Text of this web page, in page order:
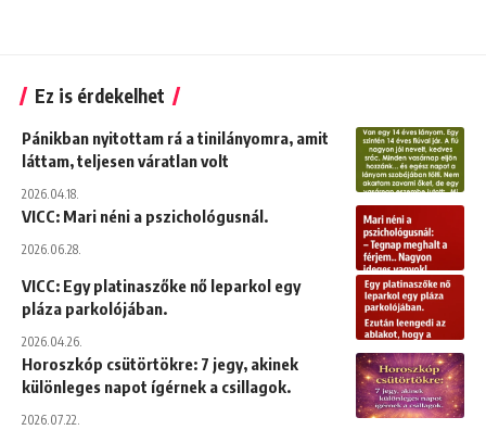
Ez is érdekelhet
Pánikban nyitottam rá a tinilányomra, amit
láttam, teljesen váratlan volt
2026.04.18.
VICC: Mari néni a pszichológusnál.
2026.06.28.
VICC: Egy platinaszőke nő leparkol egy
pláza parkolójában.
2026.04.26.
Horoszkóp csütörtökre: 7 jegy, akinek
különleges napot ígérnek a csillagok.
2026.07.22.